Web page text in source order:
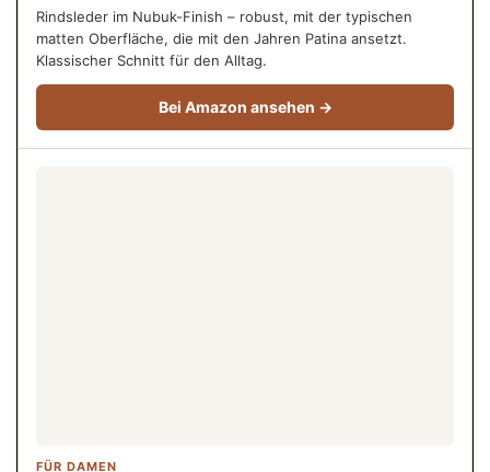
Rindsleder im Nubuk-Finish – robust, mit der typischen
matten Oberfläche, die mit den Jahren Patina ansetzt.
Klassischer Schnitt für den Alltag.
Bei Amazon ansehen →
FÜR DAMEN